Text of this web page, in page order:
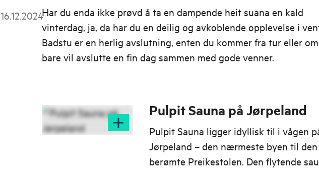
16.12.2024Har du enda ikke prøvd å ta en dampende heit suana en kald
vinterdag, ja, da har du en deilig og avkoblende opplevelse i
Badstu er en herlig avslutning, enten du kommer fra tur eller
bare vil avslutte en fin dag sammen med gode venner.
Pulpit Sauna på Jørpeland
Pulpit Sauna ligger idyllisk til i vågen
Jørpeland – den nærmeste byen til den
berømte Preikestolen. Den flytende